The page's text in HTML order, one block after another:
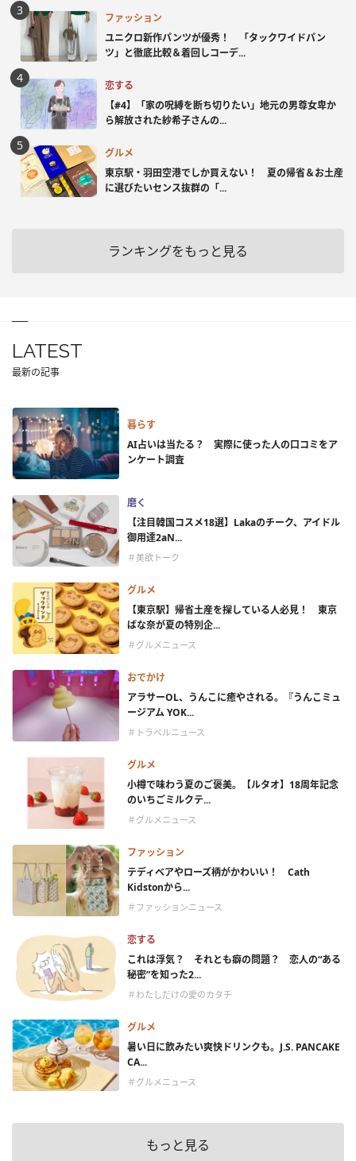
ファッション
ユニクロ新作パンツが優秀！ 「タックワイドパン
ツ」と徹底比較＆着回しコーデ...
恋する
【#4】「家の呪縛を断ち切りたい」地元の男尊女卑か
ら解放された紗希子さんの...
グルメ
東京駅・羽田空港でしか買えない！ 夏の帰省＆お土産
に選びたいセンス抜群の「...
ランキングをもっと見る
LATEST
最新の記事
暮らす
AI占いは当たる？ 実際に使った人の口コミをア
ンケート調査
磨く
【注目韓国コスメ18選】Lakaのチーク、アイドル
御用達2aN...
＃美欲トーク
グルメ
【東京駅】帰省土産を探している人必見！ 東京
ばな奈が夏の特別企...
＃グルメニュース
おでかけ
アラサーOL、うんこに癒やされる。『うんこミュ
ージアム YOK...
＃トラベルニュース
グルメ
小樽で味わう夏のご褒美。【ルタオ】18周年記念
のいちごミルクテ...
＃グルメニュース
ファッション
テディベアやローズ柄がかわいい！ Cath
Kidstonから...
＃ファッションニュース
恋する
これは浮気？ それとも癖の問題？ 恋人の“ある
秘密”を知った2...
＃わたしだけの愛のカタチ
グルメ
暑い日に飲みたい爽快ドリンクも。J.S. PANCAKE
CA...
＃グルメニュース
もっと見る